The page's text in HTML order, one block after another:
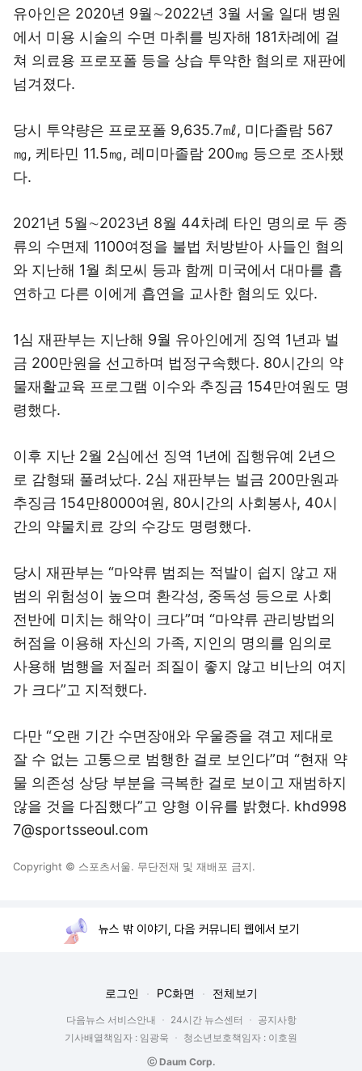
유아인은 2020년 9월∼2022년 3월 서울 일대 병원
에서 미용 시술의 수면 마취를 빙자해 181차례에 걸
쳐 의료용 프로포폴 등을 상습 투약한 혐의로 재판에
넘겨졌다.
당시 투약량은 프로포폴 9,635.7㎖, 미다졸람 567
㎎, 케타민 11.5㎎, 레미마졸람 200㎎ 등으로 조사됐
다.
2021년 5월∼2023년 8월 44차례 타인 명의로 두 종
류의 수면제 1100여정을 불법 처방받아 사들인 혐의
와 지난해 1월 최모씨 등과 함께 미국에서 대마를 흡
연하고 다른 이에게 흡연을 교사한 혐의도 있다.
1심 재판부는 지난해 9월 유아인에게 징역 1년과 벌
금 200만원을 선고하며 법정구속했다. 80시간의 약
물재활교육 프로그램 이수와 추징금 154만여원도 명
령했다.
이후 지난 2월 2심에선 징역 1년에 집행유예 2년으
로 감형돼 풀려났다. 2심 재판부는 벌금 200만원과
추징금 154만8000여원, 80시간의 사회봉사, 40시
간의 약물치료 강의 수강도 명령했다.
당시 재판부는 “마약류 범죄는 적발이 쉽지 않고 재
범의 위험성이 높으며 환각성, 중독성 등으로 사회
전반에 미치는 해악이 크다”며 “마약류 관리방법의
허점을 이용해 자신의 가족, 지인의 명의를 임의로
사용해 범행을 저질러 죄질이 좋지 않고 비난의 여지
가 크다”고 지적했다.
다만 “오랜 기간 수면장애와 우울증을 겪고 제대로
잘 수 없는 고통으로 범행한 걸로 보인다”며 “현재 약
물 의존성 상당 부분을 극복한 걸로 보이고 재범하지
않을 것을 다짐했다”고 양형 이유를 밝혔다. khd998
7@sportsseoul.com
Copyright © 스포츠서울. 무단전재 및 재배포 금지.
뉴스 밖 이야기, 다음 커뮤니티 웹에서 보기
로그인 PC화면 전체보기
다음뉴스 서비스안내 24시간 뉴스센터
공지사항
기사배열책임자 : 임광욱
청소년보호책임자 : 이호원
ⓒ Daum Corp.